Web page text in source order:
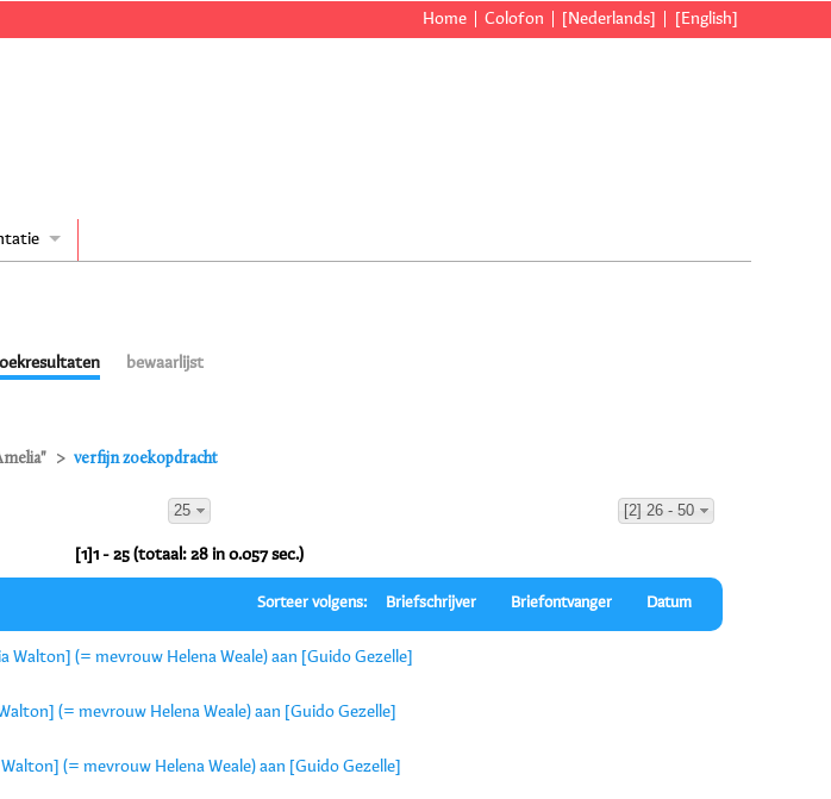
Home Colofon [Nederlands] [English]
bewaarlijst
verfijn zoekopdracht
25 [2] 26 - 50
[1]1 - 25 (totaal: 28 in 0.057 sec.)
Sorteer volgens: Briefschrijver Briefontvanger Datum
Walton] (= mevrouw Helena Weale) aan [Guido Gezelle]
(= mevrouw Helena Weale) aan [Guido Gezelle]
(= mevrouw Helena Weale) aan [Guido Gezelle]